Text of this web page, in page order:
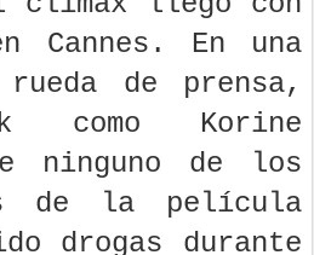
clímax llegó con
Cannes. En una
rueda de prensa,
como Korine
ninguno de los
de la película